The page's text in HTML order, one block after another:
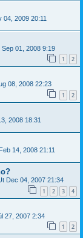
04, 2009 20:11
Sep 01, 2008 9:19
1 2
08, 2008 22:23
1 2
2008 18:31
14, 2008 21:11
Dec 04, 2007 21:34
1 2 3 4
27, 2007 2:34
1 2